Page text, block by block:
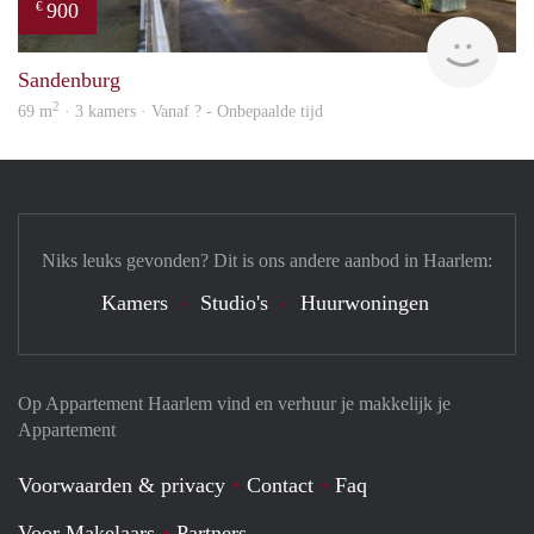
€ 900
Sandenburg
69 m2 · 3 kamers · Vanaf ? - Onbepaalde tijd
Op Appartement Haarlem vind en verhuur je makkelijk je
Appartement
Voorwaarden & privacy Contact
Faq
Niks leuks gevonden? Dit is ons andere aanbod in Haarlem:
Kamers Studio's Huurwoningen